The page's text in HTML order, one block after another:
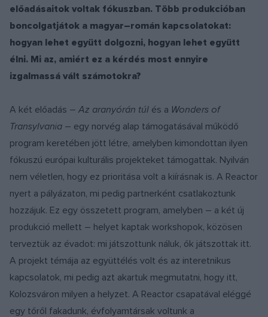
előadásaitok voltak fókuszban. Több produkcióban
boncolgatjátok a magyar–román kapcsolatokat:
hogyan lehet együtt dolgozni, hogyan lehet együtt
élni. Mi az, amiért ez a kérdés most ennyire
izgalmassá vált számotokra?
A két előadás –Az aranyórán túl és a Wonders of
Transylvania – egy norvég alap támogatásával működő
program keretében jött létre, amelyben kimondottan ilyen
fókuszú európai kulturális projekteket támogattak. Nyilván
nem véletlen, hogy ez prioritása volt a kiírásnak is. A Reactor
nyert a pályázaton, mi pedig partnerként csatlakoztunk
hozzájuk. Ez egy összetett program, amelyben – a két új
produkció mellett – helyet kaptak workshopok, közösen
terveztük az évadot: mi játszottunk náluk, ők játszottak itt.
A projekt témája az együttélés volt és az interetnikus
kapcsolatok, mi pedig azt akartuk megmutatni, hogy itt,
Kolozsváron milyen a helyzet. A Reactor csapatával eléggé
egy tőről fakadunk, évfolyamtársak voltunk a